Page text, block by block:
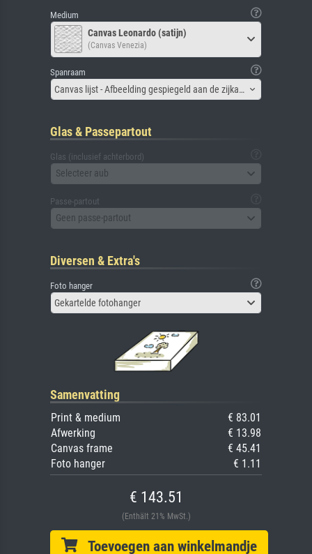
Medium
Canvas Leonardo (satijn)
(Canvas Venezia)
Spanraam
Canvas lijst - Afbeelding gespiegeld aan de zijkant
Glas & Passepartout
Glas (inclusief achterbord)
Selecteer aub
Passe-partout
Geen passe-partout
Diversen & Extra's
Foto hanger
Gekartelde fotohanger
Samenvatting
Print & medium
€ 83.01
Afwerking
€ 13.98
Canvas frame
€ 45.41
Foto hanger
€ 1.11
€ 143.51
(Enthält 21% MwSt.)
Toevoegen aan winkelmandje